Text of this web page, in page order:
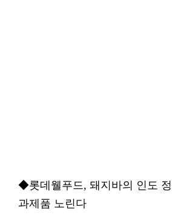
◆롯데웰푸드, 돼지바의 인도
과제품 노린다